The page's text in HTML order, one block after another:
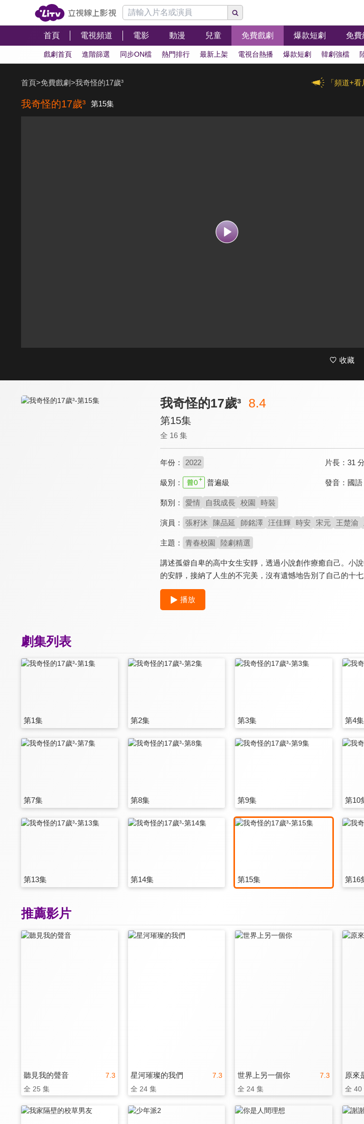
首頁 電視頻道 電影 動漫 兒童 免費戲劇 爆款短劇 免費
戲劇首頁 進階篩選 同步ON檔 熱門排行 最新上架 電視台熱播 爆款短劇 韓劇強檔
「頻道+
首頁>免費戲劇>我奇怪的17歲³
我奇怪的17歲³ 第15集
收藏
我奇怪的17歲³ 8.4
第15集
全 16 集
年份： 2022 片長： 31
級別： 普遍級 發音： 國語
類別： 愛情 自我成長 校園 時裝
演員： 張籽沐 陳品延 師銘澤 汪佳輝 時安 宋元 王楚渝
主題： 青春校園 陸劇精選
講述孤僻自卑的高中女生安靜，透過小說創作療癒自己。小
的安靜，接納了人生的不完美，沒有遺憾地告別了自己的十七
播放
劇集列表
第1集 第2集 第3集 第4集
第7集 第8集 第9集 第10
第13集 第14集 第15集 第16
推薦影片
7.3
聽見我的聲音
全 25 集
7.3
星河璀璨的我們
全 24 集
7.3
世界上另一個你
全 24 集
原來
全 40